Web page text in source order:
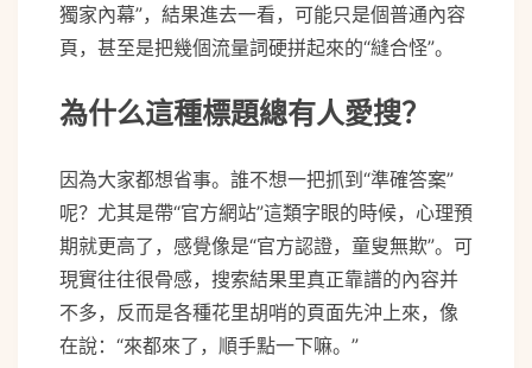
獨家內幕”，結果進去一看，可能只是個普通內容
頁，甚至是把幾個流量詞硬拼起來的“縫合怪”。
為什么這種標題總有人愛搜？
因為大家都想省事。誰不想一把抓到“準確答案”
呢？尤其是帶“官方網站”這類字眼的時候，心理預
期就更高了，感覺像是“官方認證，童叟無欺”。可
現實往往很骨感，搜索結果里真正靠譜的內容并
不多，反而是各種花里胡哨的頁面先沖上來，像
在說：“來都來了，順手點一下嘛。”